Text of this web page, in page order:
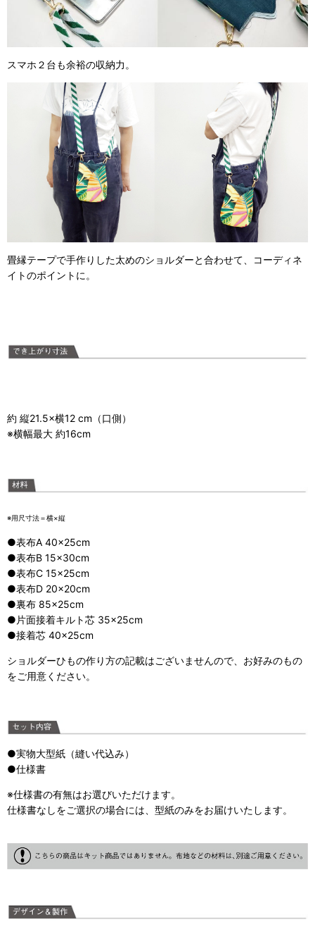
スマホ２台も余裕の収納力。
畳縁テープで手作りした太めのショルダーと合わせて、コーディネ
イトのポイントに。
約 縦21.5×横12 cm（口側）
※横幅最大 約16cm
※用尺寸法＝横×縦
●表布A 40×25cm
●表布B 15×30cm
●表布C 15×25cm
●表布D 20×20cm
●裏布 85×25cm
●片面接着キルト芯 35×25cm
●接着芯 40×25cm
ショルダーひもの作り方の記載はございませんので、お好みのもの
をご用意ください。
●実物大型紙（縫い代込み）
●仕様書
※仕様書の有無はお選びいただけます。
仕様書なしをご選択の場合には、型紙のみをお届けいたします。